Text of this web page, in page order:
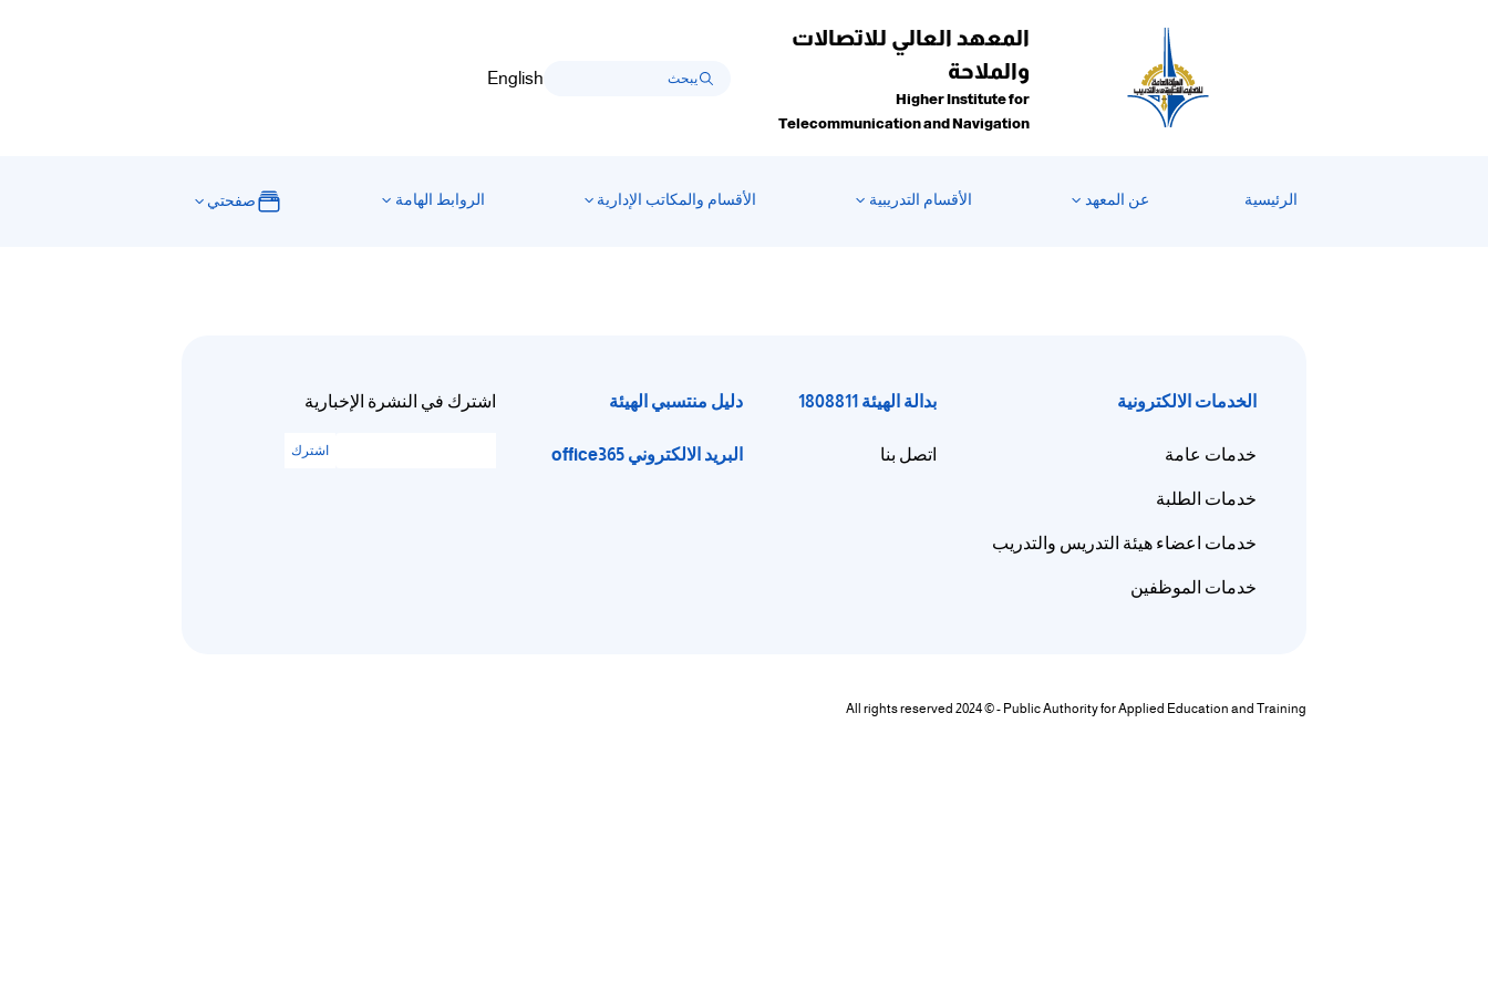
المعهد العالي للاتصالات
والملاحة
Higher Institute for
Telecommunication and Navigation
English
الرئيسية عن المعهد الأقسام التدريبية الأقسام والمكاتب الإدارية الروابط الهامة صفحتي
الخدمات الالكترونية
خدمات عامة
خدمات الطلبة
خدمات اعضاء هيئة التدريس والتدريب
خدمات الموظفين
بدالة الهيئة 1808811
اتصل بنا
دليل منتسبي الهيئة
البريد الالكتروني office365
اشترك في النشرة الإخبارية
اشترك
All rights reserved 2024 © - Public Authority for Applied Education and Training